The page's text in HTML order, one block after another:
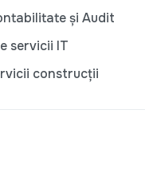
și Audit
servicii IT
construcții